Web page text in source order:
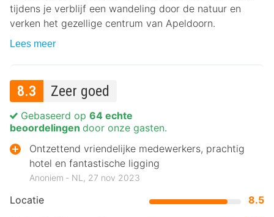
tijdens je verblijf een wandeling door de natuur en
verken het gezellige centrum van Apeldoorn.
Lees meer
8.3 Zeer goed
Locatie
8.5
Gebaseerd op 64 echte
beoordelingen door onze gasten.
Ontzettend vriendelijke medewerkers, prachtig
hotel en fantastische ligging
Anoniem ‐ NL, 27 nov 2023